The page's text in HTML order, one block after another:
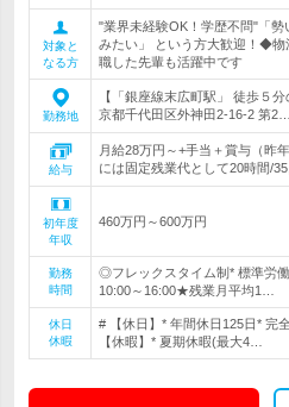
対象と
なる方
"業界未経験OK！学歴不問"「
みたい」 という方大歓迎！◆物
職した先輩も活躍中です
勤務地
【「銀座線末広町駅」 徒歩５
京都千代田区外神田2-16-2 第2…
給与
月給28万円～+手当＋賞与（昨
には固定残業代として20時間/
初年度
年収
460万円～600万円
勤務
時間
◎フレックスタイム制* 標準労
10:00～16:00★残業月平均1…
休日
休暇
# 【休日】* 年間休日125日* 完
【休暇】* 夏期休暇(最大4…